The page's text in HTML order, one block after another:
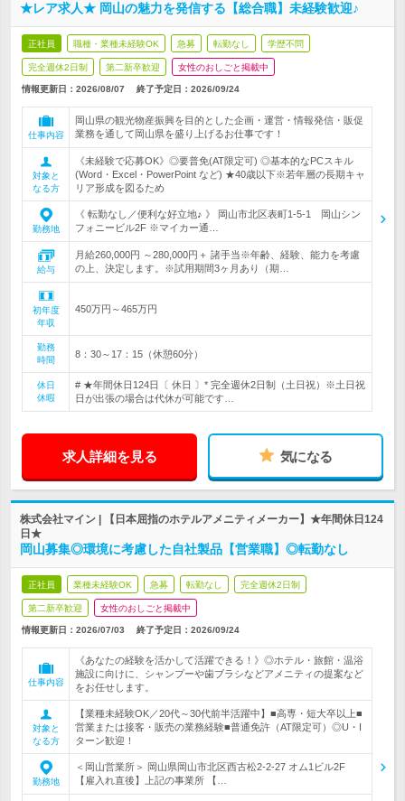
★レア求人★ 岡山の魅力を発信する【総合職】未経験歓迎♪
正社員 職種・業種未経験OK 急募 転勤なし 学歴不問
完全週休2日制 第二新卒歓迎 女性のおしごと掲載中
情報更新日：2026/08/07 終了予定日： 2026/09/24
仕事内容
岡山県の観光物産振興を目的とした企画・運営・情報発信・販促
業務を通して岡山県を盛り上げるお仕事です！
対象と
なる方
《未経験で応募OK》◎要普免(AT限定可) ◎基本的なPCスキル
(Word・Excel・PowerPoint など) ★40歳以下※若年層の長期キャ
リア形成を図るため
勤務地
《 転勤なし／便利な好立地♪ 》 岡山市北区表町1-5-1 岡山シン
フォニービル2F ※マイカー通…
給与
月給260,000円 ～280,000円＋ 諸手当※年齢、経験、能力を考慮
の上、決定します。※試用期間3ヶ月あり（期…
初年度
年収
450万円～465万円
勤務
時間
8：30～17：15（休憩60分）
休日
休暇
# ★年間休日124日〔 休日 〕* 完全週休2日制（土日祝）※土日祝
日が出張の場合は代休が可能です…
求人詳細を見る 気になる
株式会社マイン | 【日本屈指のホテルアメニティメーカー】★年間休日124
日★
岡山募集◎環境に考慮した自社製品【営業職】◎転勤なし
正社員 業種未経験OK 急募 転勤なし 完全週休2日制
第二新卒歓迎 女性のおしごと掲載中
情報更新日：2026/07/03 終了予定日： 2026/09/24
仕事内容
《あなたの経験を活かして活躍できる！》◎ホテル・旅館・温浴
施設に向けに、シャンプーや歯ブラシなどアメニティの提案など
をお任せします。
対象と
なる方
【業種未経験OK／20代～30代前半活躍中】■高専・短大卒以上■
営業または接客・販売の業務経験■普通免許（AT限定可）◎U・I
ターン歓迎！
勤務地
＜岡山営業所＞ 岡山県岡山市北区西古松2-2-27 オム1ビル2F
【雇入れ直後】上記の事業所 【…